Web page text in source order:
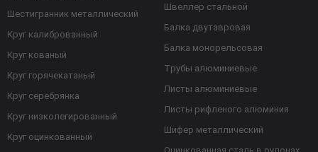
Шестигранник металлический
Круг калиброванный
Круг кованый
Круг горячекатаный
Круг серебрянка
Круг низколегированный
Круг оцинкованный
Швеллер стальной
Балка двутавровая
Балка монорельсовая
Трубы алюминиевые
Листы алюминиевые
Листы рифленого алюминия
Шифер металлический